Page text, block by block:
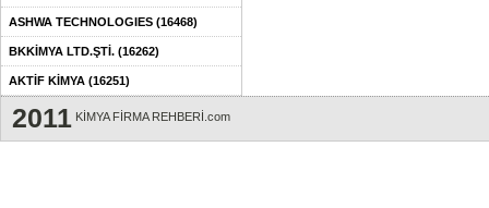
ASHWA TECHNOLOGIES (16468)
BKKİMYA LTD.ŞTİ. (16262)
AKTİF KİMYA (16251)
2011 KİMYA FİRMA REHBERİ.com